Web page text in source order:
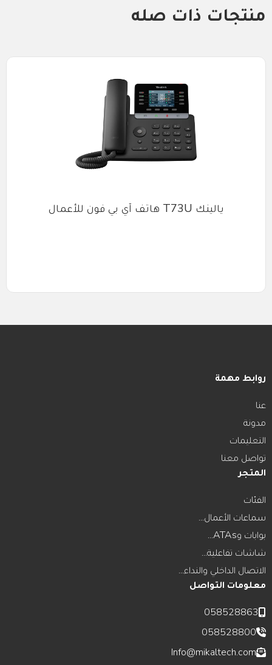
منتجات ذات صله
يالينك T73U هاتف آي بي فون للأعمال
روابط مهمة
عنا
مدونة
التعليمات
تواصل معنا
المتجر
الفئات
سماعات الأعمال...
بوابات وATAs...
شاشات تفاعلية...
الاتصال الداخلي والنداء...
معلومات التواصل
058528863
058528800
Info@mikaltech.com